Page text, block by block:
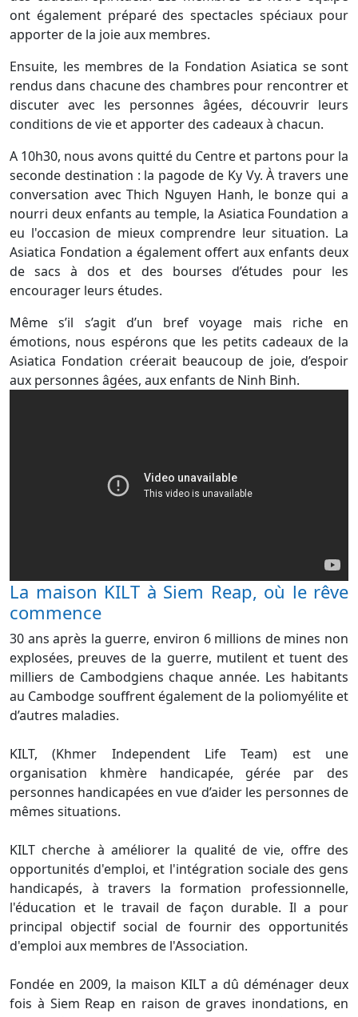
ont également préparé des spectacles spéciaux pour
apporter de la joie aux membres.
Ensuite, les membres de la Fondation Asiatica se sont
rendus dans chacune des chambres pour rencontrer et
discuter avec les personnes âgées, découvrir leurs
conditions de vie et apporter des cadeaux à chacun.
A 10h30, nous avons quitté du Centre et partons pour la
seconde destination : la pagode de Ky Vy. À travers une
conversation avec Thich Nguyen Hanh, le bonze qui a
nourri deux enfants au temple, la Asiatica Foundation a
eu l'occasion de mieux comprendre leur situation. La
Asiatica Fondation a également offert aux enfants deux
de sacs à dos et des bourses d’études pour les
encourager leurs études.
Même s’il s’agit d’un bref voyage mais riche en
émotions, nous espérons que les petits cadeaux de la
Asiatica Fondation créerait beaucoup de joie, d’espoir
aux personnes âgées, aux enfants de Ninh Binh.
La maison KILT à Siem Reap, où le rêve
commence
30 ans après la guerre, environ 6 millions de mines non
explosées, preuves de la guerre, mutilent et tuent des
milliers de Cambodgiens chaque année. Les habitants
au Cambodge souffrent également de la poliomyélite et
d’autres maladies.
KILT, (Khmer Independent Life Team) est une
organisation khmère handicapée, gérée par des
personnes handicapées en vue d’aider les personnes de
mêmes situations.
KILT cherche à améliorer la qualité de vie, offre des
opportunités d'emploi, et l'intégration sociale des gens
handicapés, à travers la formation professionnelle,
l'éducation et le travail de façon durable. Il a pour
principal objectif social de fournir des opportunités
d'emploi aux membres de l'Association.
Fondée en 2009, la maison KILT a dû déménager deux
fois à Siem Reap en raison de graves inondations, en